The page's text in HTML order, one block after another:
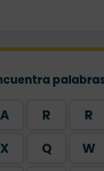
A R R
X Q W